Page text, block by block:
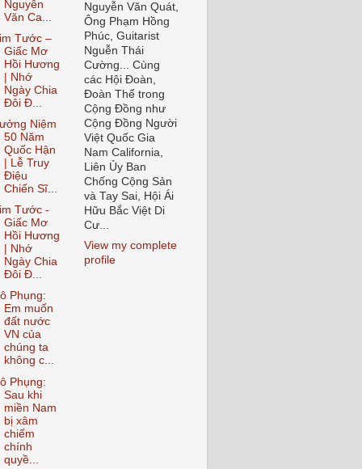
Nguyễn
Văn Ca...
Tước –
Giấc Mơ
Hồi Hương
| Nhớ
Ngày Chia
Đôi Đ...
Niệm
50 Năm
Quốc Hận
| Lễ Truy
Điệu
Chiến Sĩ...
Tước -
Giấc Mơ
Hồi Hương
| Nhớ
Ngày Chia
Đôi Đ...
Phụng:
Em muốn
đất nước
VN của
chúng ta
không c...
Phụng:
Sau khi
miền Nam
bị xâm
chiếm
chính
quyề...
Nguyễn Văn Quát,
Ông Phạm Hồng
Phúc, Guitarist
Nguễn Thái
Cường... Cùng
các Hội Đoàn,
Đoàn Thể trong
Cộng Đồng như
Cộng Đồng Người
Việt Quốc Gia
Nam California,
Liên Ủy Ban
Chống Cộng Sản
và Tay Sai, Hội Ái
Hữu Bắc Việt Di
Cư...
View my complete
profile